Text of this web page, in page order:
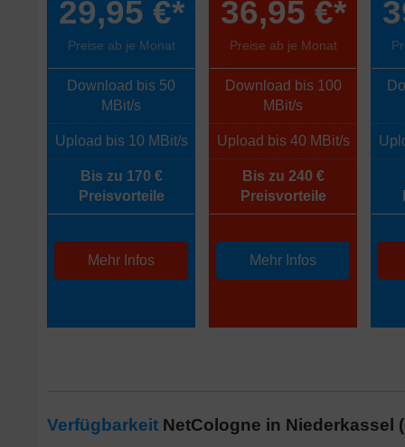
29,95 €*
Preise ab je Monat
Download bis 50
MBit/s
Upload bis 10 MBit/s
Bis zu 170 €
Preisvorteile
Mehr Infos
36,95 €*
Preise ab je Monat
Download bis 100
MBit/s
Upload bis 40 MBit/s
Bis zu 240 €
Preisvorteile
Mehr Infos
Verfügbarkeit NetCologne in Niederkassel